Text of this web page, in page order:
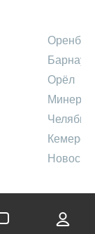
Барнаул
Орёл